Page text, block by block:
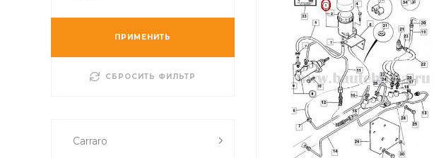
ПРИМЕНИТЬ
СБРОСИТЬ ФИЛЬТР
Carraro